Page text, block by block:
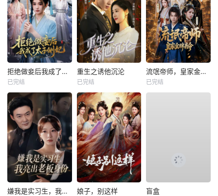
拒绝做妾后我成了太子侧妃
已完结
重生之诱他沉沦
已完结
流氓帝师，皇家金牌县令
已完结
嫌我是实习生，我亮出老板身份 娘子，别这样 盲盒